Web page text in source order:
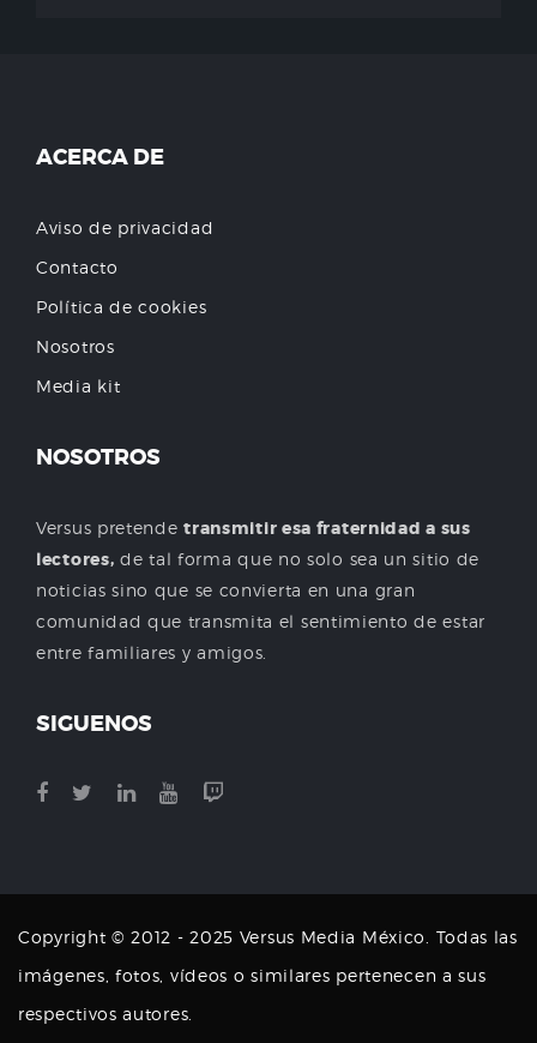
ACERCA DE
Aviso de privacidad
Contacto
Política de cookies
Nosotros
Media kit
NOSOTROS
Versus pretendetransmitir esa fraternidad a sus
lectores, de tal forma que no solo sea un sitio de
noticias sino que se convierta en una gran
comunidad que transmita el sentimiento de estar
entre familiares y amigos.
SIGUENOS
Copyright © 2012 - 2025 Versus Media México. Todas las
imágenes, fotos, vídeos o similares pertenecen a sus
respectivos autores.